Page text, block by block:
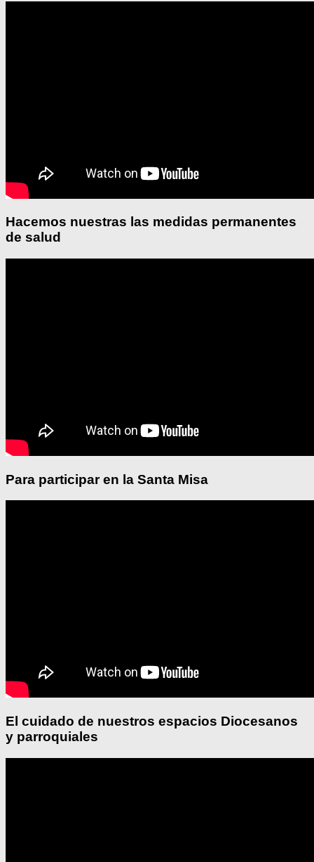
Hacemos nuestras las medidas permanentes
de salud
Para participar en la Santa Misa
El cuidado de nuestros espacios Diocesanos
y parroquiales